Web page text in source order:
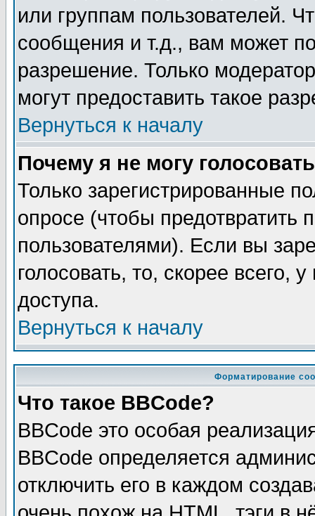
или группам пользователей.
сообщения и т.д., вам может
разрешение. Только
могут предоставить такое
Вернуться к началу
Почему я не могу
Только зарегистрированные
опросе (чтобы предотвратить
пользователями). Если вы
голосовать, то, скорее всего,
доступа.
Вернуться к началу
Форматирование
Что такое BBCode?
BBCode это особая
BBCode определяется
отключить его в каждом